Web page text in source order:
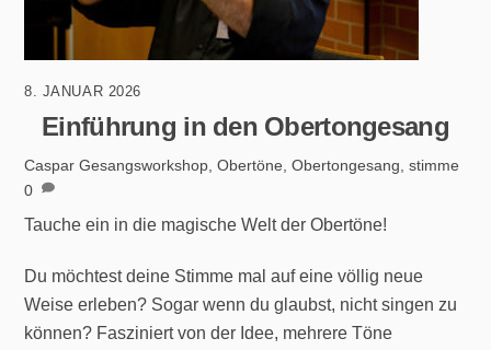
8. JANUAR 2026
Einführung in den Obertongesang
Caspar Gesangsworkshop ,Obertöne ,Obertongesang ,stimme
0
Tauche ein in die magische Welt der Obertöne!
Du möchtest deine Stimme mal auf eine völlig neue
Weise erleben? Sogar wenn du glaubst, nicht singen zu
können? Fasziniert von der Idee, mehrere Töne